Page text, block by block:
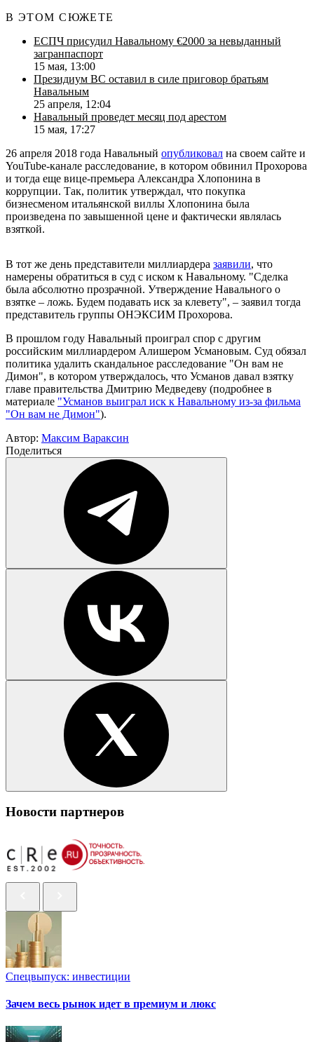
В ЭТОМ СЮЖЕТЕ
ЕСПЧ присудил Навальному €2000 за невыданный
загранпаспорт
15 мая, 13:00
Президиум ВС оставил в силе приговор братьям
Навальным
25 апреля, 12:04
Навальный проведет месяц под арестом
15 мая, 17:27
26 апреля 2018 года Навальный опубликовал на своем сайте и
YouTube-канале расследование, в котором обвинил Прохорова
и тогда еще вице-премьера Александра Хлопонина в
коррупции. Так, политик утверждал, что покупка
бизнесменом итальянской виллы Хлопонина была
произведена по завышенной цене и фактически являлась
взяткой.
В тот же день представители миллиардера заявили, что
намерены обратиться в суд с иском к Навальному. "Сделка
была абсолютно прозрачной. Утверждение Навального о
взятке – ложь. Будем подавать иск за клевету", – заявил тогда
представитель группы ОНЭКСИМ Прохорова.
В прошлом году Навальный проиграл спор с другим
российским миллиардером Алишером Усмановым. Суд обязал
политика удалить скандальное расследование "Он вам не
Димон", в котором утверждалось, что Усманов давал взятку
главе правительства Дмитрию Медведеву (подробнее в
материале "Усманов выиграл иск к Навальному из-за фильма
"Он вам не Димон").
Автор: Максим Вараксин
Поделиться
Новости партнеров
Спецвыпуск: инвестиции
Зачем весь рынок идет в премиум и люкс